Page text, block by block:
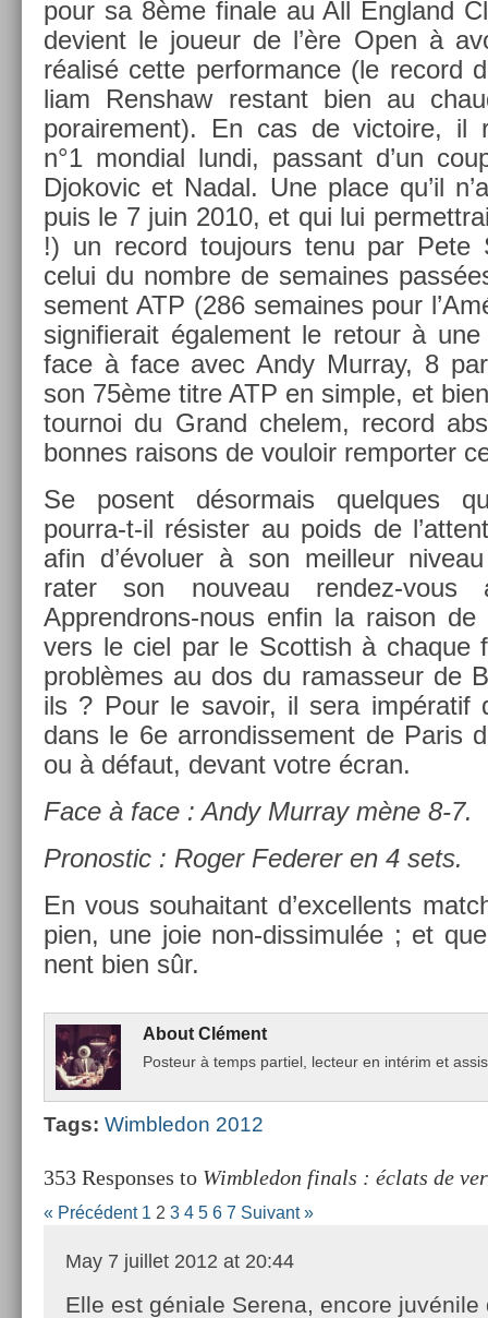
pour sa 8ème fin­ale au All En­gland
de­vient le joueur de l’ère Open à
réalisé cette per­for­mance (le re­cord
liam Re­nshaw re­stant bien au
poraire­ment). En cas de vic­toire, il
n°1 mon­di­al lundi, pas­sant d’un
Djokovic et Nadal. Une place qu’il
puis le 7 juin 2010, et qui lui
!) un re­cord toujours tenu par Pete
celui du nombre de semaines
se­ment ATP (286 semaines pour
sig­nifierait égale­ment le re­tour à
face à face avec Andy Mur­ray, 8
son 75ème titre ATP en sim­ple, et
tour­noi du Grand chelem, re­cord
bon­nes raisons de vouloir re­mport­er
Se posent désor­mais quel­ques
pourra-t-il résist­er au poids de
afin d’évolu­er à son meil­leur
rater son nouveau rendez-vous
Apprendrons-nous enfin la raison
vers le ciel par le Scot­tish à chaque
problèmes au dos du ramas­seur de
ils ? Pour le savoir, il sera impératif
dans le 6e ar­rondis­se­ment de Paris
ou à défaut, de­vant votre écran.
Face à face : Andy Mur­ray mène 8-7.
Pro­nos­tic : Roger Feder­er en 4 sets.
En vous souhaitant d’ex­cellents
pi­en, une joie non-dissimulée ; et
nent bien sûr.
About Clément
Post­eur à temps par­tiel, lec­teur en intérim et
Tags: Wimbledon 2012
353 Responses to Wimbledon finals : éclats de
« Précédent 1 2 3 4 5 6 7 Suivant »
May 7 juillet 2012 at 20:44
Elle est géniale Serena, encore juvénile